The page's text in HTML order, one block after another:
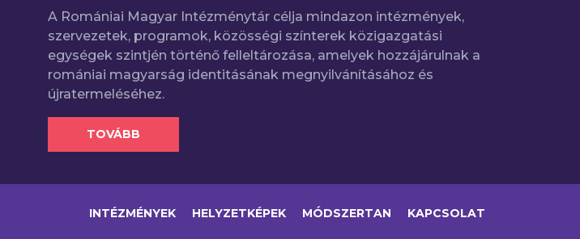
A Romániai Magyar Intézménytár célja mindazon intézmények,
szervezetek, programok, közösségi színterek közigazgatási
egységek szintjén történő felleltározása, amelyek hozzájárulnak a
romániai magyarság identitásának megnyilvánításához és
újratermeléséhez.
TOVÁBB
INTÉZMÉNYEK HELYZETKÉPEK MÓDSZERTAN KAPCSOLAT